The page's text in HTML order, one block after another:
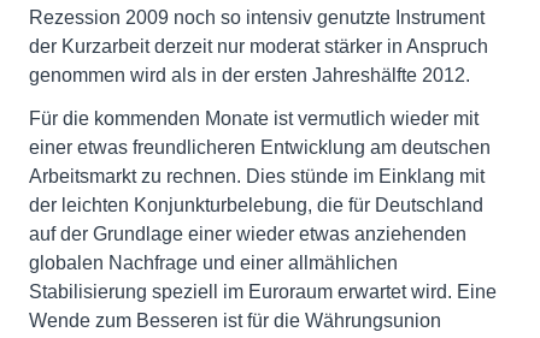
Rezession 2009 noch so intensiv genutzte Instrument
der Kurzarbeit derzeit nur moderat stärker in Anspruch
genommen wird als in der ersten Jahreshälfte 2012.
Für die kommenden Monate ist vermutlich wieder mit
einer etwas freundlicheren Entwicklung am deutschen
Arbeitsmarkt zu rechnen. Dies stünde im Einklang mit
der leichten Konjunkturbelebung, die für Deutschland
auf der Grundlage einer wieder etwas anziehenden
globalen Nachfrage und einer allmählichen
Stabilisierung speziell im Euroraum erwartet wird. Eine
Wende zum Besseren ist für die Währungsunion